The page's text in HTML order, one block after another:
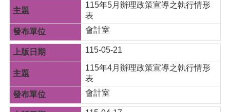
機
關
通
訊
錄
相
關
資
料
115年5月辦理政策宣導之執行情形
表
會計室
115-05-21
115年4月辦理政策宣導之執行情形
表
會計室